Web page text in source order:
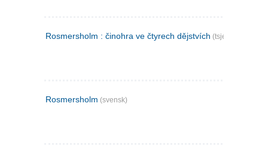
Rosmersholm : činohra ve čtyrech dějstvích (tsjekkisk)
Rosmersholm (svensk)